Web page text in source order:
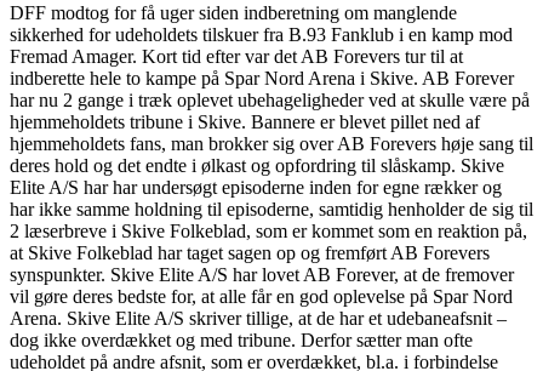
DFF modtog for få uger siden indberetning om manglende
sikkerhed for udeholdets tilskuer fra B.93 Fanklub i en kamp mod
Fremad Amager. Kort tid efter var det AB Forevers tur til at
indberette hele to kampe på Spar Nord Arena i Skive. AB Forever
har nu 2 gange i træk oplevet ubehageligheder ved at skulle være på
hjemmeholdets tribune i Skive. Bannere er blevet pillet ned af
hjemmeholdets fans, man brokker sig over AB Forevers høje sang til
deres hold og det endte i ølkast og opfordring til slåskamp. Skive
Elite A/S har har undersøgt episoderne inden for egne rækker og
har ikke samme holdning til episoderne, samtidig henholder de sig til
2 læserbreve i Skive Folkeblad, som er kommet som en reaktion på,
at Skive Folkeblad har taget sagen op og fremført AB Forevers
synspunkter. Skive Elite A/S har lovet AB Forever, at de fremover
vil gøre deres bedste for, at alle får en god oplevelse på Spar Nord
Arena. Skive Elite A/S skriver tillige, at de har et udebaneafsnit –
dog ikke overdækket og med tribune. Derfor sætter man ofte
udeholdet på andre afsnit, som er overdækket, bl.a. i forbindelse